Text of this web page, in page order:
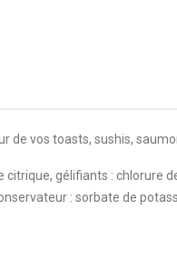
vos toasts, sushis,
citrique, gélifiants : chlorure
: sorbate de